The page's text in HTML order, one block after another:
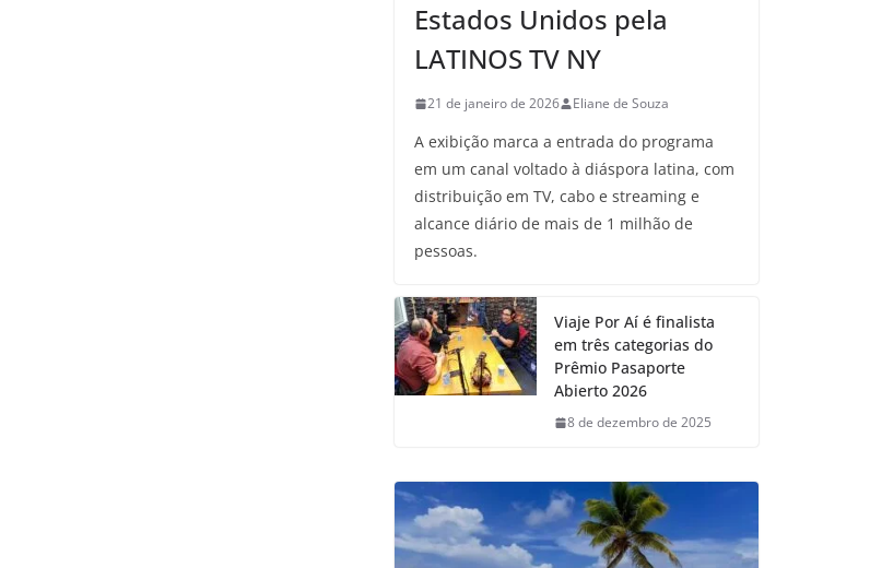
Estados Unidos pela
LATINOS TV NY
21 de janeiro de 2026 Eliane de Souza
A exibição marca a entrada do programa
em um canal voltado à diáspora latina, com
distribuição em TV, cabo e streaming e
alcance diário de mais de 1 milhão de
pessoas.
Viaje Por Aí é finalista
em três categorias do
Prêmio Pasaporte
Abierto 2026
8 de dezembro de 2025